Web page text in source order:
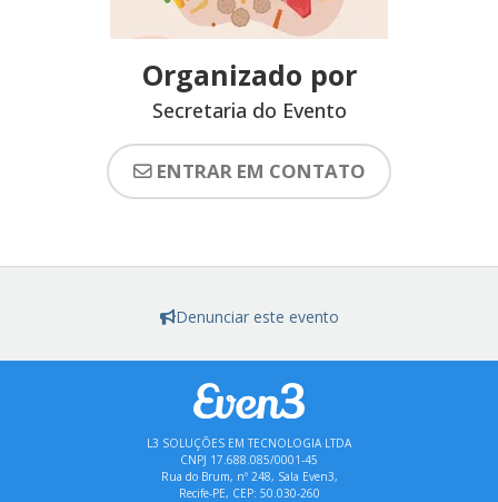
Organizado por
Secretaria do Evento
ENTRAR EM CONTATO
Denunciar este evento
L3 SOLUÇÕES EM TECNOLOGIA LTDA
CNPJ 17.688.085/0001-45
Rua do Brum, nº 248, Sala Even3,
Recife-PE, CEP: 50.030-260